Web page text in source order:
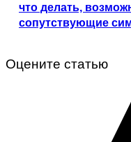
что делать,
сопутствующие
Оцените статью